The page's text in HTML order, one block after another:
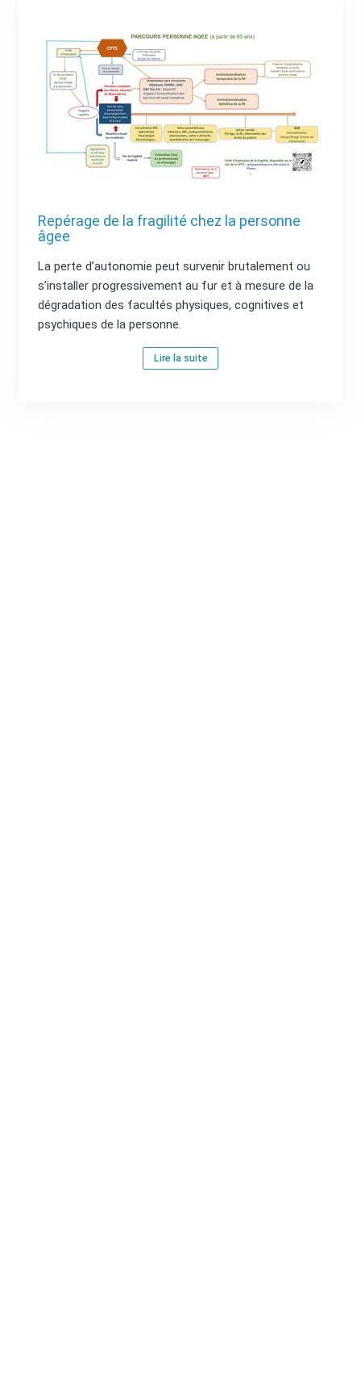
Repérage de la fragilité chez la personne
âgee
La perte d’autonomie peut survenir brutalement ou
s’installer progressivement au fur et à mesure de la
dégradation des facultés physiques, cognitives et
psychiques de la personne.
Lire la suite